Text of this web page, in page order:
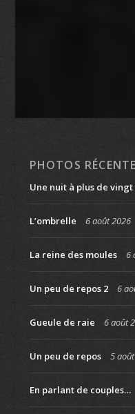
PHOTOS
Une nuit à plus de
L’ombrelle 6 août 2026
La reine des moules 6
Un peu de repos 2 6
Gueule de raie 6 août
Un peu de repos 5
En parlant de couples…